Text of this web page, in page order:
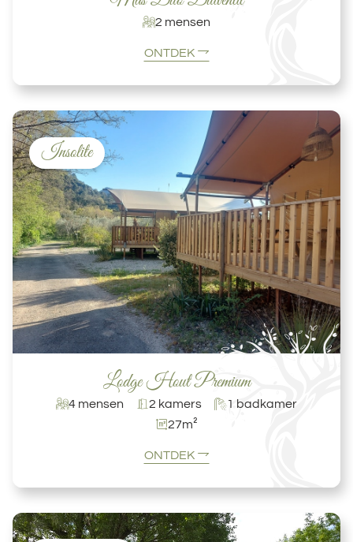
2 mensen
ONTDEK
Insolite
Lodge Hout Premium
4 mensen 2 kamers
1 badkamer
27m²
ONTDEK